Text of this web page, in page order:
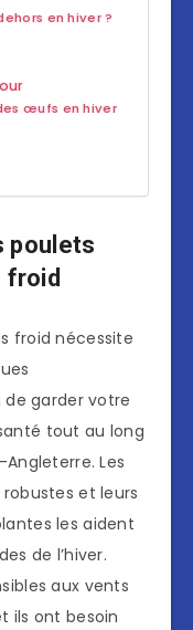
en hiver ?
œufs en hiver
poulets
froid
froid nécessite
garder votre
tout au long
Les
et leurs
les aident
de l’hiver.
aux vents
ils ont besoin